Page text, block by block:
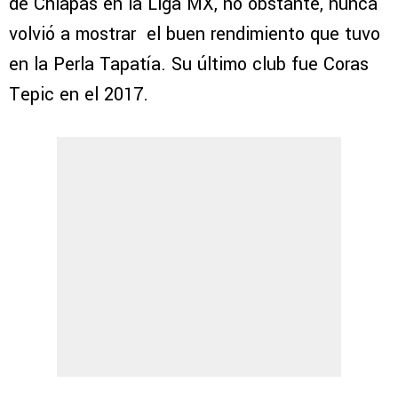
volvió a mostrar el buen rendimiento que tuvo
en la Perla Tapatía. Su último club fue Coras
Tepic en el 2017.